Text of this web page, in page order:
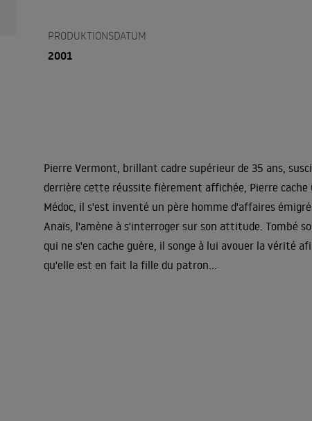
PRODUKTIONSDATUM
2001
Pierre Vermont, brillant cadre supérieur de 35 ans,
derrière cette réussite fièrement affichée, Pierre
Médoc, il s'est inventé un père homme d'affaires
Anaïs, l'amène à s'interroger sur son attitude. Tombé
qui ne s'en cache guère, il songe à lui avouer la vérité
qu'elle est en fait la fille du patron...